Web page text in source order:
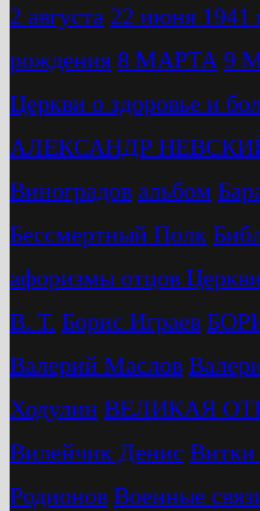
2 августа 22 июня 1941
рождения 8 МАРТА 9
Церкви о здоровье и
АЛЕКСАНДР
Виноградов альбом
Бессмертный Полк
афоризмы отцов
В. Т. Бориc Играев
Валерий Маслов
Ходулин ВЕЛИКАЯ
Вилейчик Денис Витки
Родионов Военные